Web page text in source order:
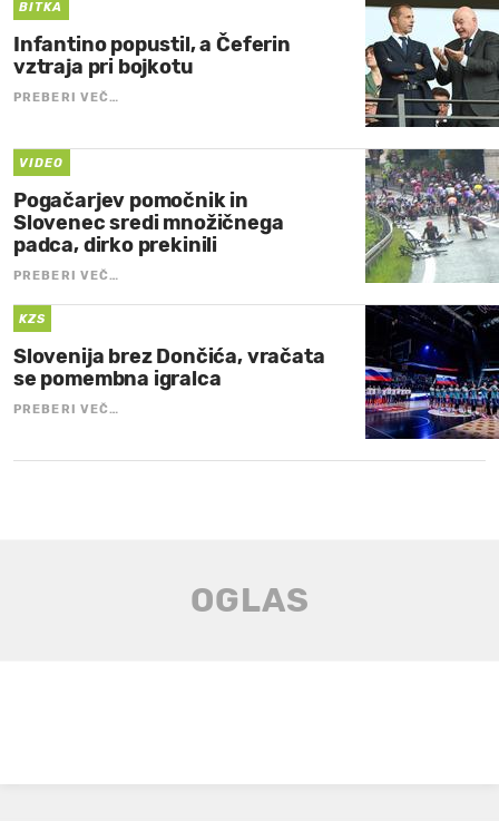
BITKA
Infantino popustil, a Čeferin
vztraja pri bojkotu
PREBERI VEČ…
VIDEO
Pogačarjev pomočnik in
Slovenec sredi množičnega
padca, dirko prekinili
PREBERI VEČ…
KZS
Slovenija brez Dončića, vračata
se pomembna igralca
PREBERI VEČ…